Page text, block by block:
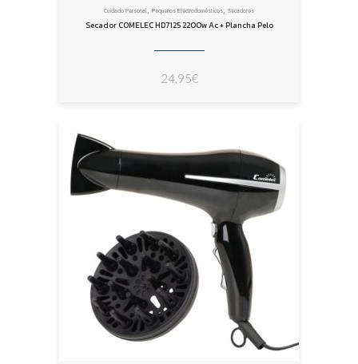
Cuidado Personal, Pequeños Electrodomésticos, Secadores
Secador COMELEC HD7125 2200w Ac + Plancha Pelo
24,95€